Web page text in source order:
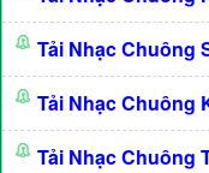
Tải Nhạc Chuông
Tải Nhạc Chuông
Tải Nhạc Chuông